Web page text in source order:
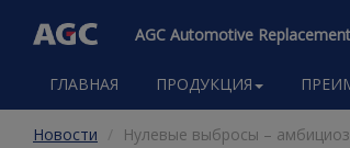
AGC Automotive
Main
navigation
ГЛАВНАЯ ПРОДУКЦИЯ
Новости Нулевые выбросы –